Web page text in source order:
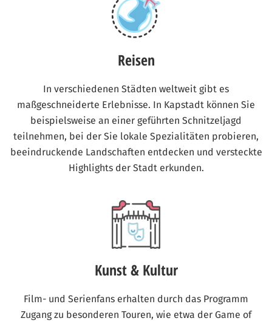
Reisen
In verschiedenen Städten weltweit gibt es
maßgeschneiderte Erlebnisse. In Kapstadt können Sie
beispielsweise an einer geführten Schnitzeljagd
teilnehmen, bei der Sie lokale Spezialitäten probieren,
beeindruckende Landschaften entdecken und versteckte
Highlights der Stadt erkunden.
Kunst & Kultur
Film- und Serienfans erhalten durch das Programm
Zugang zu besonderen Touren, wie etwa der Game of